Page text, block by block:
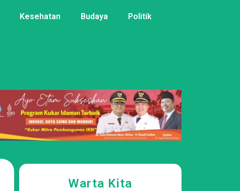
Kesehatan Budaya Politik
Warta Kita